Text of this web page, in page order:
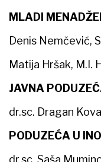
MLADI
Denis Nemčević,
Matija Hršak, M.I.
JAVNA
dr.sc. Dragan
PODUZEĆA U
dr.sc. Saša